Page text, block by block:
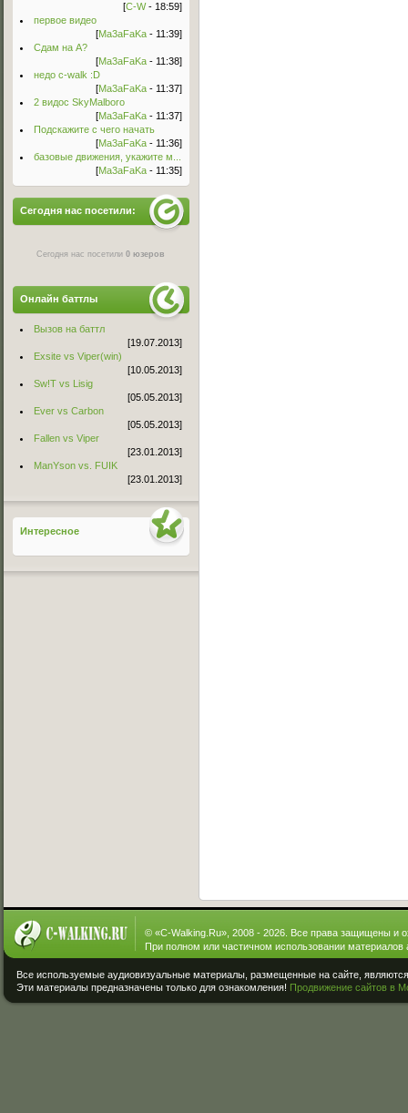
[C-W- 18:59]
первое видео
[Ma3aFaKa - 11:39]
Сдам на А?
[Ma3aFaKa - 11:38]
недо c-walk :D
[Ma3aFaKa - 11:37]
2 видос SkyMalboro
[Ma3aFaKa - 11:37]
Подскажите с чего начать
[Ma3aFaKa - 11:36]
базовые движения, укажите м...
[Ma3aFaKa - 11:35]
Сегодня нас посетили:
Сегодня нас посетили0 юзеров
Онлайн баттлы
Вызов на баттл
[19.07.2013]
Exsite vs Viper(win)
[10.05.2013]
Sw!T vs Lisig
[05.05.2013]
Ever vs Carbon
[05.05.2013]
Fallen vs Viper
[23.01.2013]
ManYson vs. FUIK
[23.01.2013]
Интересное
© «C-Walking.Ru», 2008 - 2026. Все права защищены и
При полном или частичном использовании материалов
Все используемые аудиовизуальные материалы, размещенные на сайте,
Эти материалы предназначены только для ознакомления! Продвижение сайтов в